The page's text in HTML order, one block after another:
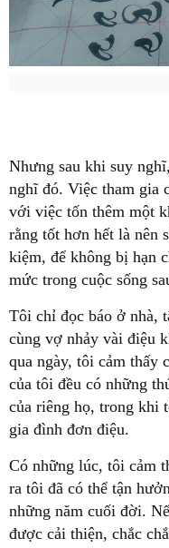
Nhưng sau khi suy
nghĩ đó. Việc tham gia
với việc tốn thêm một
rằng tốt hơn hết là nên
kiệm, để không bị hạn
mức trong cuộc sống
Tôi chỉ đọc báo ở nhà,
cùng vợ nhảy vài điệu
qua ngày, tôi cảm thấy
của tôi đều có những
của riêng họ, trong khi
gia đình đơn điệu.
Có những lúc, tôi cảm
ra tôi đã có thể tận
những năm cuối đời.
được cải thiện, chắc